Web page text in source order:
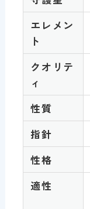
エレメン
ト
クオリテ
ィ
性質
指針
性格
適性